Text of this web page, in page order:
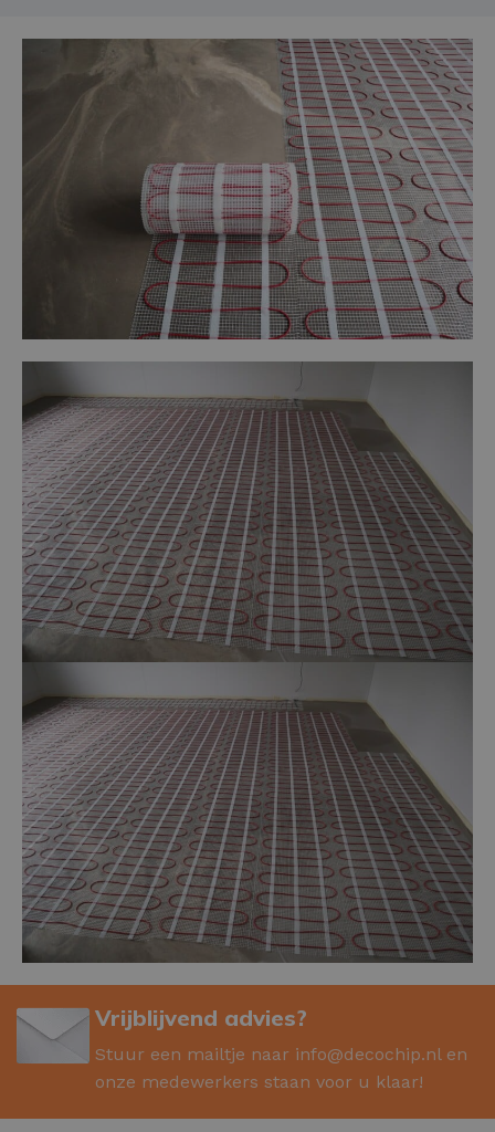
Vrijblijvend advies?
Stuur een mailtje naar info@decochip.nlen
onze medewerkers staan voor u klaar!